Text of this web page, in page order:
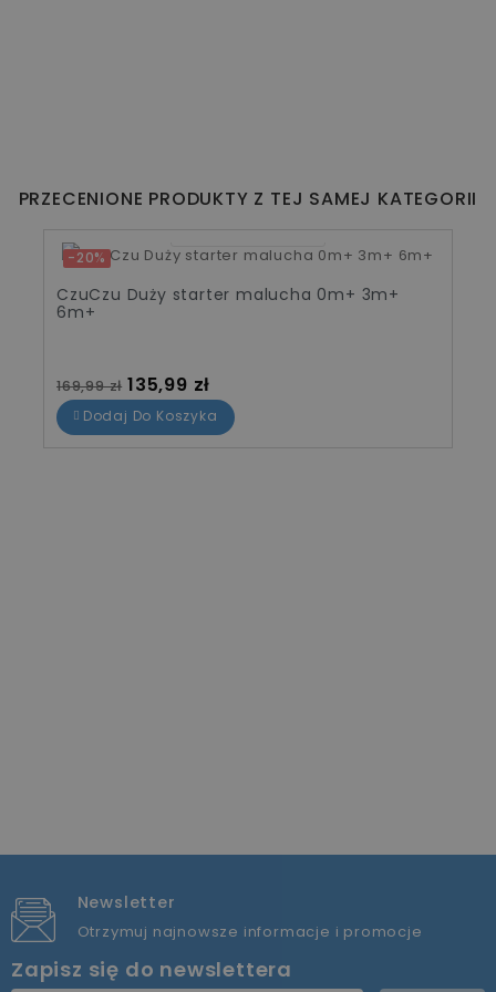
PRZECENIONE PRODUKTY Z TEJ SAMEJ KATEGORII
-20%
CzuCzu Duży starter malucha 0m+ 3m+
6m+
Cena standardowa
169,99 zł Cena
135,99 zł
Dodaj Do Koszyka
Newsletter
Otrzymuj najnowsze informacje i promocje
Zapisz się do newslettera